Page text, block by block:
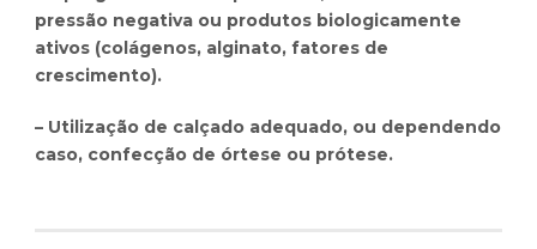
pressão negativa ou produtos biologicamente
ativos (colágenos, alginato, fatores de
crescimento).
– Utilização de calçado adequado, ou dependendo
caso, confecção de órtese ou prótese.